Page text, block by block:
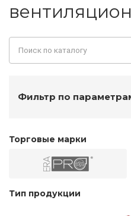
Фильтр по
Торговые марки
Тип продукции